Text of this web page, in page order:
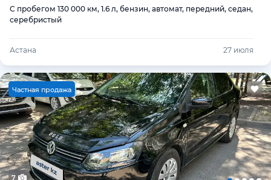
С пробегом 130 000 км, 1.6 л, бензин, автомат, передний, седан,
серебристый
Астана 27 июля
Частная продажа
7